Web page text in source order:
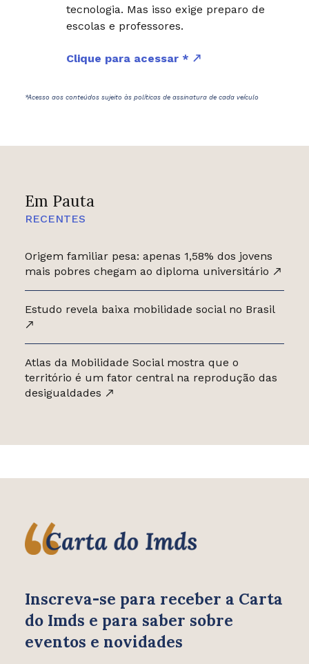
Em Pauta
RECENTES
Origem familiar pesa: apenas 1,58% dos jovens
mais pobres chegam ao diploma universitário
Estudo revela baixa mobilidade social no Brasil
Atlas da Mobilidade Social mostra que o
território é um fator central na reprodução das
desigualdades
tecnologia. Mas isso exige preparo de
escolas e professores.
Clique para acessar *
*Acesso aos conteúdos sujeito às políticas de assinatura de cada veículo
Inscreva-se para receber a Carta
do Imds e para saber sobre
eventos e novidades